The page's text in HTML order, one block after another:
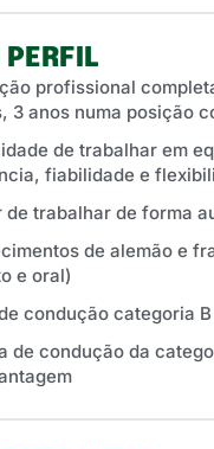
PERFIL
profissional
3 anos numa posição
de trabalhar em
fiabilidade e
de trabalhar de forma
de alemão e
e oral)
condução categoria B
de condução da